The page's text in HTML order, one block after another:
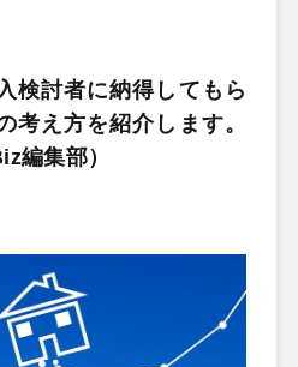
検討者に納得してもら
考え方を紹介します。
編集部）